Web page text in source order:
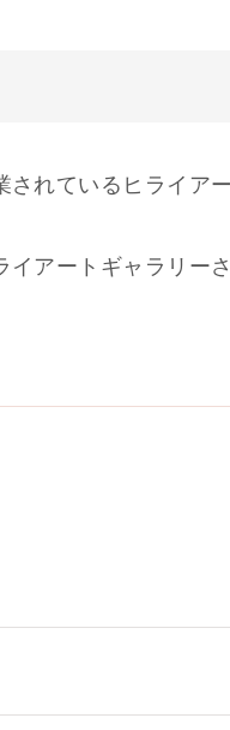
れているヒライア
イアートギャラリー